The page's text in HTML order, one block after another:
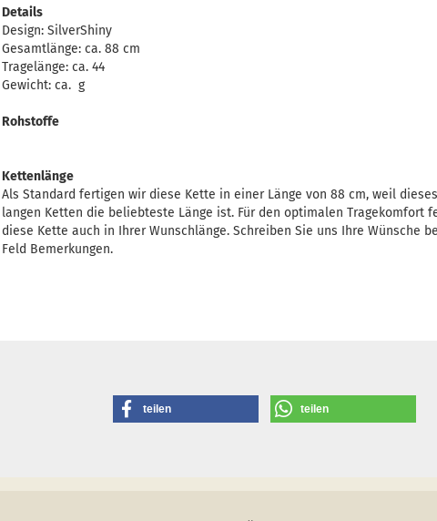
Details
Design: SilverShiny
Gesamtlänge: ca. 88 cm
Tragelänge: ca. 44
Gewicht: ca. g
Rohstoffe
Kettenlänge
Als Standard fertigen wir diese Kette in einer Länge von 88 cm, weil
langen Ketten die beliebteste Länge ist. Für den optimalen Tragekomfort
diese Kette auch in Ihrer Wunschlänge. Schreiben Sie uns Ihre Wünsche
Feld Bemerkungen.
teilen teilen